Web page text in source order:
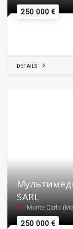
250 000 €
DETAILS
250 000 €
SARL
Monte-Carlo